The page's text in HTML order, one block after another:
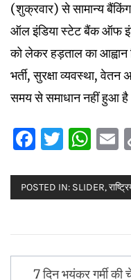
(शुक्रवार) से सामान्य
ऑल इंडिया स्टेट बैंक ऑफ
को लेकर हड़ताल का आह्वान
भर्ती, सुरक्षा व्यवस्था,
समय से समाधान नहीं हुआ
POSTED IN: SLIDER,
Post
7 दिन भयंकर गर्मी